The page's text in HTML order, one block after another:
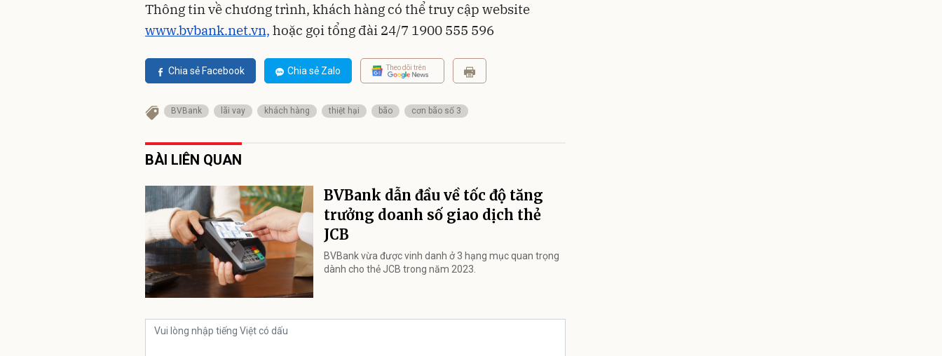
Thông tin về chương trình, khách hàng có thể truy cập website
www.bvbank.net.vn, hoặc gọi tổng đài 24/7 1900 555 596
Chia sẻ Facebook Chia sẻ Zalo Theo dõi trên
BVBank lãi vay khách hàng thiệt hại bão cơn bão số 3
BÀI LIÊN QUAN
BVBank dẫn đầu về tốc độ tăng
trưởng doanh số giao dịch thẻ
JCB
BVBank vừa được vinh danh ở 3 hạng mục quan trọng
dành cho thẻ JCB trong năm 2023.